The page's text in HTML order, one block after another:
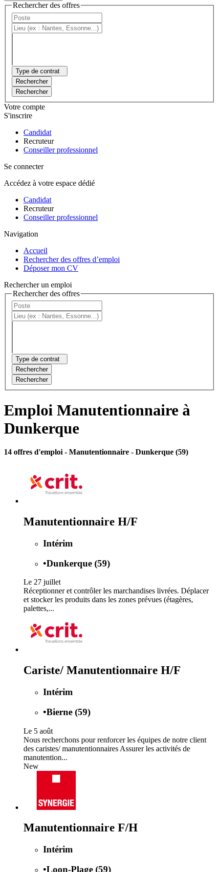
Rechercher des offres
Type de contrat
Rechercher
Rechercher
Votre compte
S'inscrire
Candidat
Recruteur
Conseiller professionnel
Se connecter
Accédez à votre espace dédié
Candidat
Recruteur
Conseiller professionnel
Navigation
Accueil
Rechercher des offres d’emploi
Déposer mon CV
Rechercher un emploi
Rechercher des offres
Type de contrat
Rechercher
Rechercher
Emploi Manutentionnaire à
Dunkerque
14 offres d'emploi - Manutentionnaire - Dunkerque (59)
Manutentionnaire H/F
Intérim
•Dunkerque (59)
Le 27 juillet
Réceptionner et contrôler les marchandises livrées. Déplacer
et stocker les produits dans les zones prévues (étagères,
palettes,...
Cariste/ Manutentionnaire H/F
Intérim
•Bierne (59)
Le 5 août
Nous recherchons pour renforcer les équipes de notre client
des caristes/ manutentionnaires Assurer les activités de
manutention...
New
Manutentionnaire F/H
Intérim
•Loon-Plage (59)